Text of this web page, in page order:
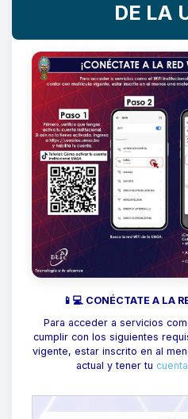
DE LA
📱💻 CONÉCTATE A LA
Para acceder a servicios
cumplir con los siguientes
vigente, estar inscrito en al
actual y tener tu